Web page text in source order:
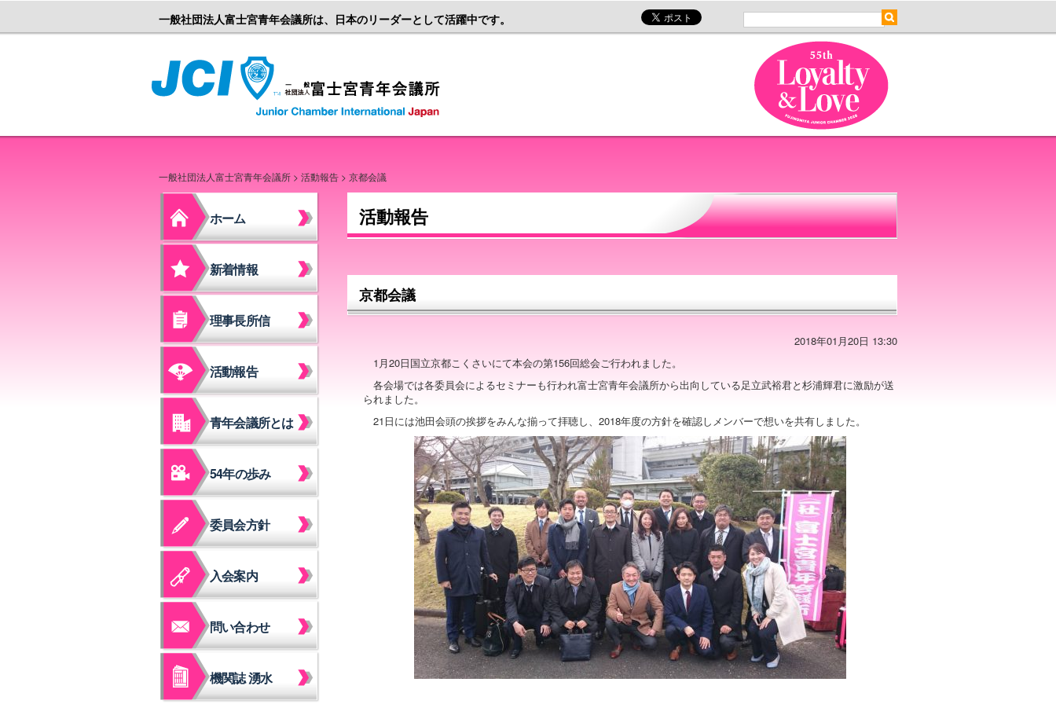
一般社団法人富士宮青年会議所は、日本のリーダーとして活躍中です。
一般社団法人富士宮青年会議所 > 活動報告 > 京都会議
ホーム
新着情報
理事長所信
活動報告
青年会議所とは
54年の歩み
委員会方針
入会案内
問い合わせ
機関誌 湧水
活動報告
京都会議
2018年01月20日 13:30
1月20日国立京都こくさいにて本会の第156回総会ご行われました。
各会場では各委員会によるセミナーも行われ富士宮青年会議所から出向している足立武裕君と杉浦輝君に激励が送
られました。
21日には池田会頭の挨拶をみんな揃って拝聴し、2018年度の方針を確認しメンバーで想いを共有しました。